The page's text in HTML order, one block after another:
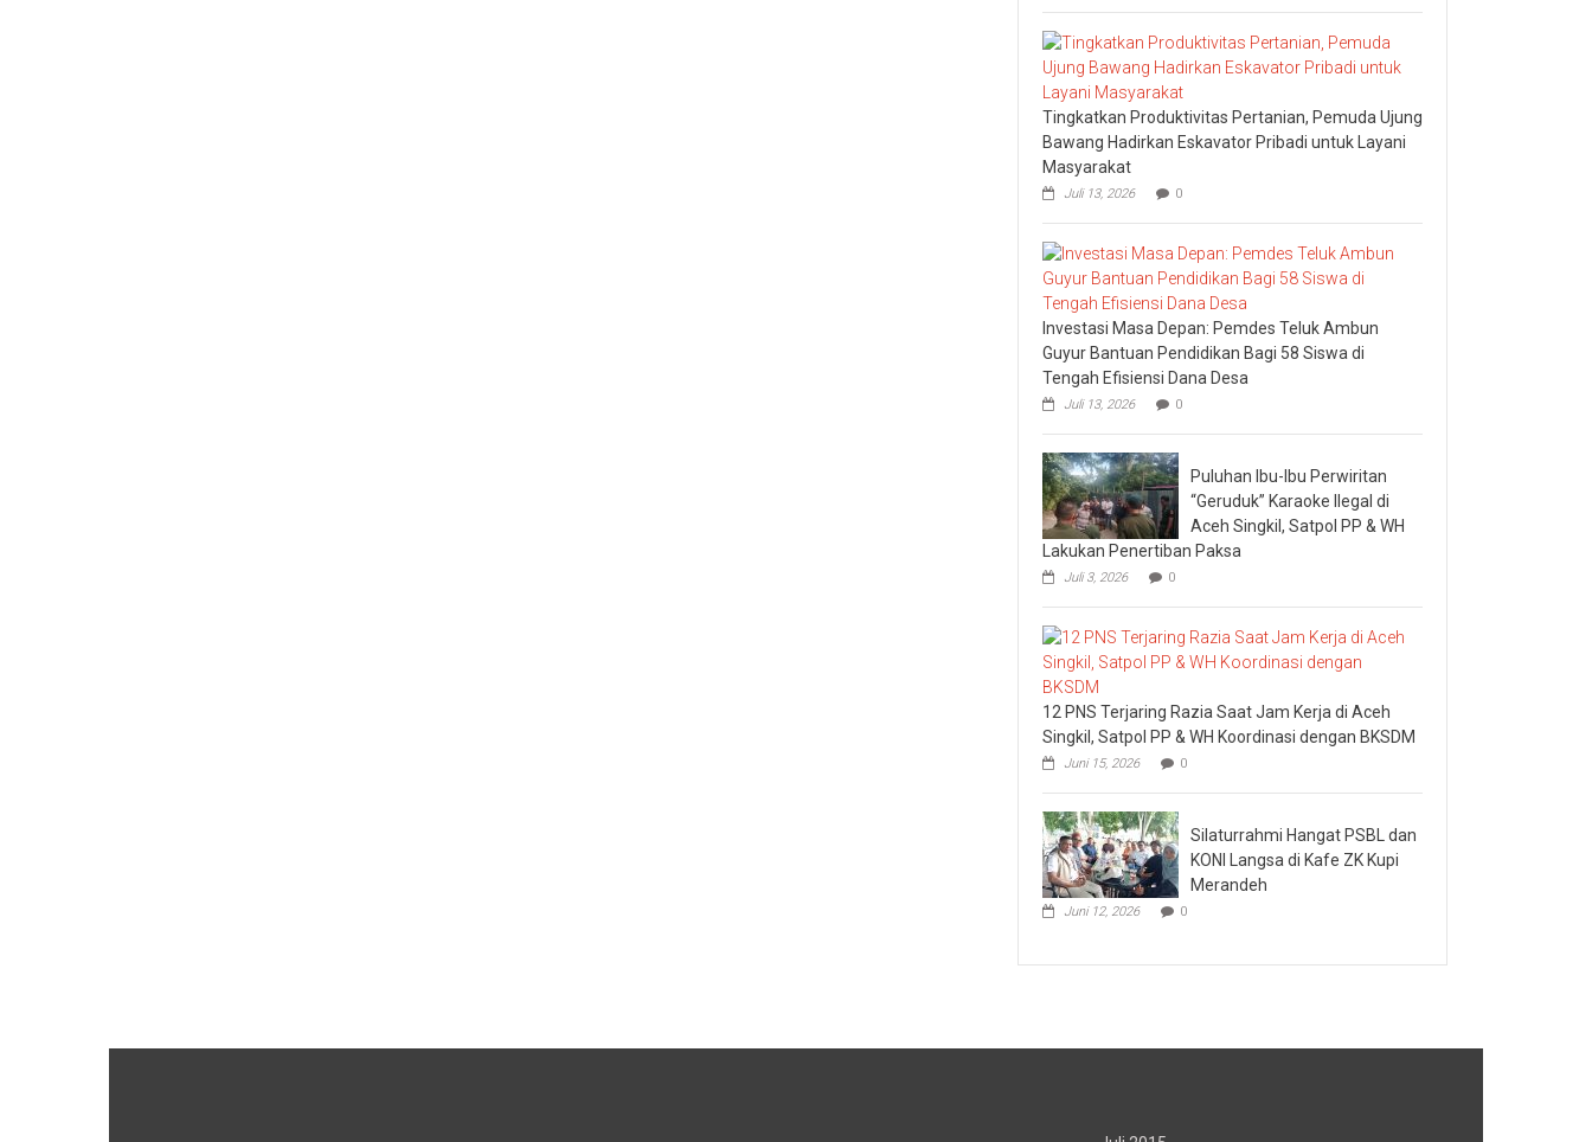
Tingkatkan Produktivitas Pertanian, Pemuda Ujung
Bawang Hadirkan Eskavator Pribadi untuk Layani
Masyarakat
Juli 13, 2026 0
Investasi Masa Depan: Pemdes Teluk Ambun
Guyur Bantuan Pendidikan Bagi 58 Siswa di
Tengah Efisiensi Dana Desa
Juli 13, 2026 0
Puluhan Ibu-Ibu Perwiritan
“Geruduk” Karaoke Ilegal di
Aceh Singkil, Satpol PP & WH
Lakukan Penertiban Paksa
Juli 3, 2026 0
12 PNS Terjaring Razia Saat Jam Kerja di Aceh
Singkil, Satpol PP & WH Koordinasi dengan BKSDM
Juni 15, 2026 0
Silaturrahmi Hangat PSBL dan
KONI Langsa di Kafe ZK Kupi
Merandeh
Juni 12, 2026 0